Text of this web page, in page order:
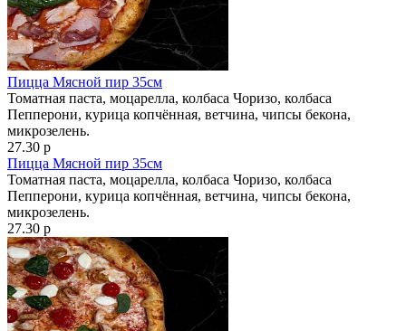
Пицца Мясной пир 35см
Томатная паста, моцарелла, колбаса Чоризо, колбаса
Пепперони, курица копчённая, ветчина, чипсы бекона,
микрозелень.
27.30 р
Пицца Мясной пир 35см
Томатная паста, моцарелла, колбаса Чоризо, колбаса
Пепперони, курица копчённая, ветчина, чипсы бекона,
микрозелень.
27.30 р